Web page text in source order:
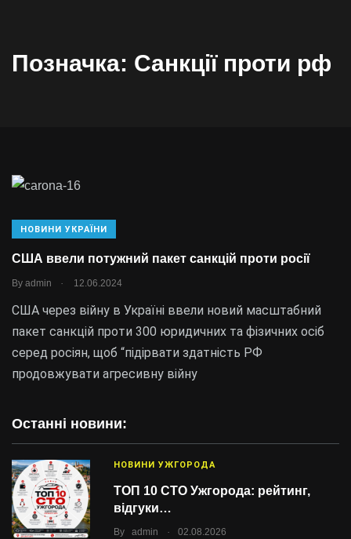
Позначка: Санкції проти рф
НОВИНИ УКРАЇНИ
США ввели потужний пакет санкцій проти росії
By admin . 12.06.2024
США через війну в Україні ввели новий масштабний
пакет санкцій проти 300 юридичних та фізичних осіб
серед росіян, щоб “підірвати здатність РФ
продовжувати агресивну війну
Останні новини:
НОВИНИ УЖГОРОДА
ТОП 10 СТО Ужгорода: рейтинг,
відгуки…
By admin . 02.08.2026